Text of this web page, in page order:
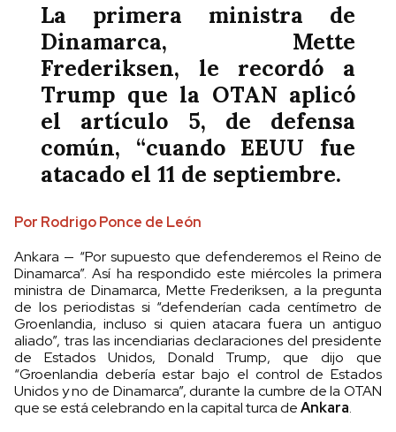
La primera ministra de
Dinamarca, Mette
Frederiksen, le recordó a
Trump que la OTAN aplicó
el artículo 5, de defensa
común, “cuando EEUU fue
atacado el 11 de septiembre.
Por Rodrigo Ponce de León
Ankara — “Por supuesto que defenderemos el Reino de
Dinamarca”. Así ha respondido este miércoles la primera
ministra de Dinamarca, Mette Frederiksen, a la pregunta
de los periodistas si “defenderían cada centímetro de
Groenlandia, incluso si quien atacara fuera un antiguo
aliado”, tras las incendiarias declaraciones del presidente
de Estados Unidos, Donald Trump, que dijo que
“Groenlandia debería estar bajo el control de Estados
Unidos y no de Dinamarca”, durante la cumbre de la OTAN
que se está celebrando en la capital turca deAnkara.